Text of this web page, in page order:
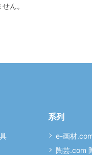
ん。
系列
e-画材
陶芸.com